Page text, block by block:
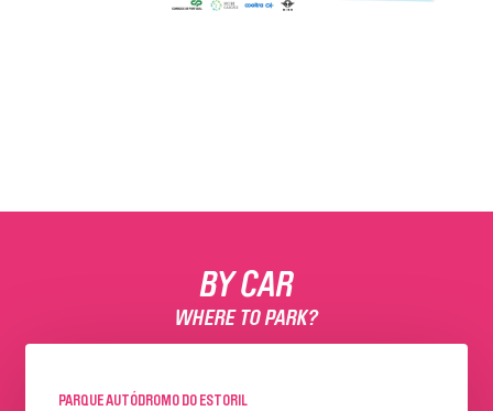
BY CAR
WHERE TO PARK?
PARQUE AUTÓDROMO DO ESTORIL